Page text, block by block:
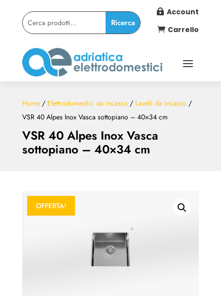
 Account
 Carrello
VSR 40 Alpes Inox Vasca
sottopiano – 40×34 cm
Home/ Elettrodomestici da incasso/ Lavelli da incasso/
VSR 40 Alpes Inox Vasca sottopiano – 40×34 cm
OFFERTA!